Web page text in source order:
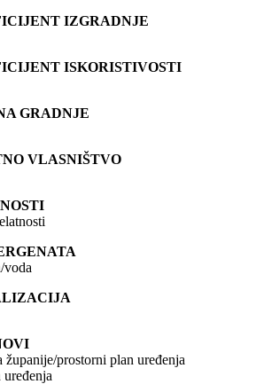
IZGRADNJE
ISKORISTIVOSTI
GRADNJE
VLASNIŠTVO
voda
županije/prostorni plan uređenja